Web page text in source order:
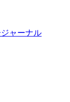
ャーナル